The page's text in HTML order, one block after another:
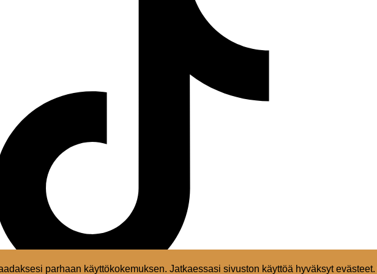
parhaan käyttökokemuksen. Jatkaessasi sivuston käyttöä hyväksyt evästeet.